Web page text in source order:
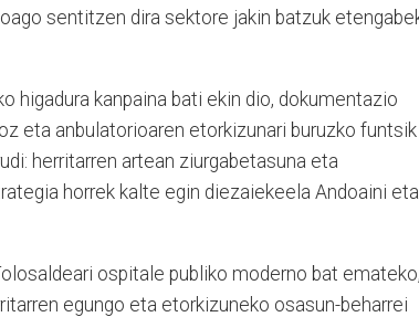
sentitzen dira sektore jakin batzuk
higadura kanpaina bati ekin dio, dokumentazio
eta anbulatorioaren etorkizunari buruzko funtsik
herritarren artean ziurgabetasuna eta
horrek kalte egin diezaiekeela Andoaini eta
ospitale publiko moderno bat emateko,
egungo eta etorkizuneko osasun-beharrei